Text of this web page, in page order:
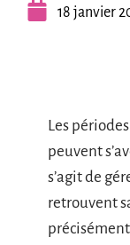
18 janvier
Les
peuvent
s’agit de
retrouvent